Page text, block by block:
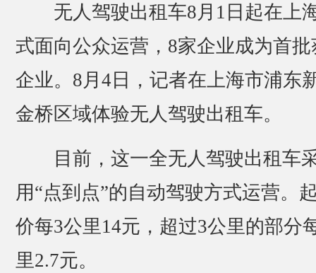
无人驾驶出租车8月1日起在上
式面向公众运营，8家企业成为首批
企业。8月4日，记者在上海市浦东
金桥区域体验无人驾驶出租车。
目前，这一全无人驾驶出租车
用“点到点”的自动驾驶方式运营。
价每3公里14元，超过3公里的部分
里2.7元。